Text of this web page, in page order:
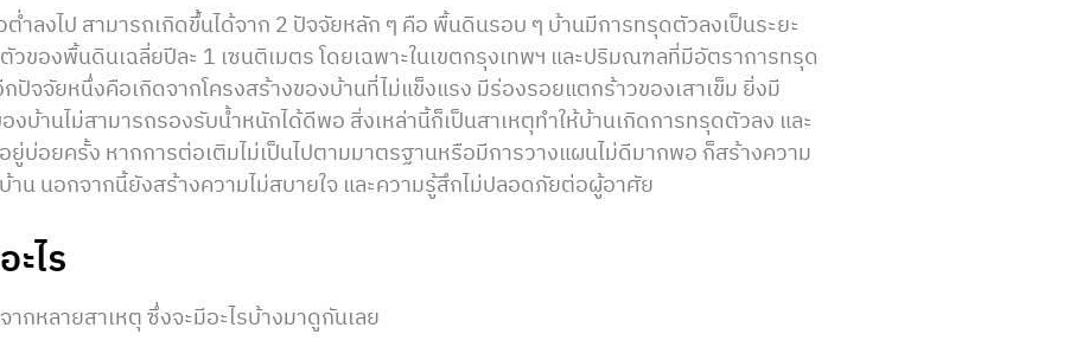
ลงไป สามารถเกิดขึ้นได้จาก 2 ปัจจัยหลัก ๆ คือ พื้นดินรอบ ๆ บ้านมีการทรุดตัวลงเป็นระยะ
ของพื้นดินเฉลี่ยปีละ 1 เซนติเมตร โดยเฉพาะในเขตกรุงเทพฯ และปริมณฑลที่มีอัตราการทรุด
จจัยหนึ่งคือเกิดจากโครงสร้างของบ้านที่ไม่แข็งแรง มีร่องรอยแตกร้าวของเสาเข็ม ยิ่งมี
งบ้านไม่สามารถรองรับน้ำหนักได้ดีพอ สิ่งเหล่านี้ก็เป็นสาเหตุทำให้บ้านเกิดการทรุดตัวลง และ
บ่อยครั้ง หากการต่อเติมไม่เป็นไปตามมาตรฐานหรือมีการวางแผนไม่ดีมากพอ ก็สร้างความ
น นอกจากนี้ยังสร้างความไม่สบายใจ และความรู้สึกไม่ปลอดภัยต่อผู้อาศัย
ไร
กหลายสาเหตุ ซึ่งจะมีอะไรบ้างมาดูกันเลย